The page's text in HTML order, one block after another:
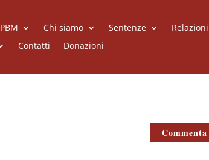
PBM Chi siamo Sentenze Relazioni
Contatti Donazioni